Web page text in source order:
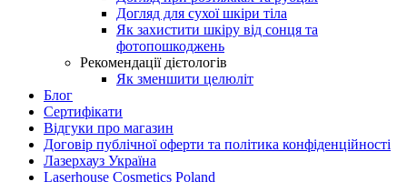
Догляд для сухої шкіри тіла
Як захистити шкіру від сонця та
фотопошкоджень
Рекомендації дієтологів
Як зменшити целюліт
Блог
Сертифікати
Відгуки про магазин
Договір публічної оферти та політика конфіденційності
Лазерхауз Україна
Laserhouse Cosmetics Poland